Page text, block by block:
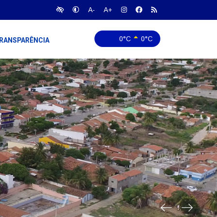
A- A+
0°C 0°C